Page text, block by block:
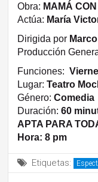
Obra: MAMÁ
Actúa: María
Dirigida por
Producción
Funciones:
Lugar:Teatro
Género:Comedia
Duración:60
APTA PARA
Hora: 8 pm
Etiquetas: